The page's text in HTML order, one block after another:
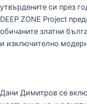
утвърдените си през
DEEP ZONE Project
обичаните златни
и изключително
Дани Димитров се